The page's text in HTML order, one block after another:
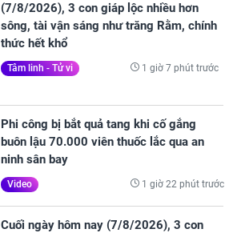
(7/8/2026), 3 con giáp lộc nhiều hơn
sông, tài vận sáng như trăng Rằm, chính
thức hết khổ
Tâm linh - Tử vi 1 giờ 7 phút trước
Phi công bị bắt quả tang khi cố gắng
buôn lậu 70.000 viên thuốc lắc qua an
ninh sân bay
Video 1 giờ 22 phút trước
Cuối ngày hôm nay (7/8/2026), 3 con